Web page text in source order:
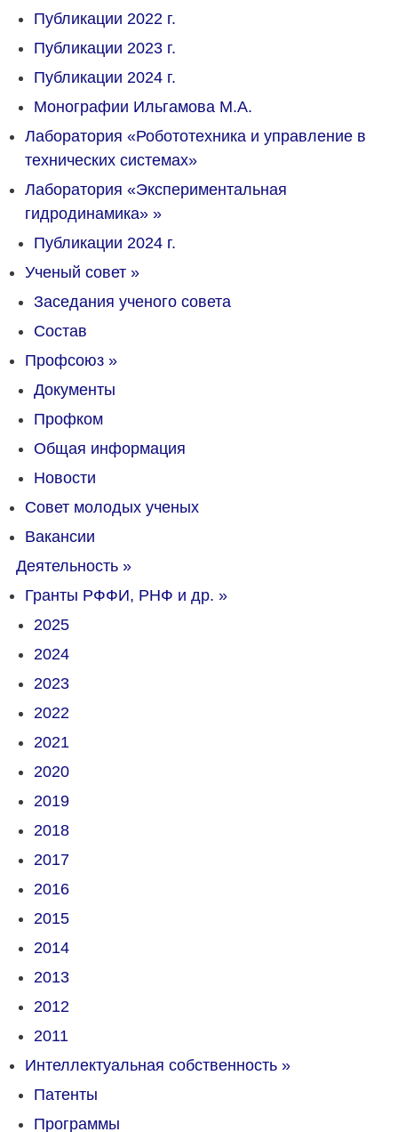
Публикации 2022 г.
Публикации 2023 г.
Публикации 2024 г.
Монографии Ильгамова М.А.
Лаборатория «Робототехника и управление в
технических системах»
Лаборатория «Экспериментальная
гидродинамика» »
Публикации 2024 г.
Ученый совет »
Заседания ученого совета
Состав
Профсоюз »
Документы
Профком
Общая информация
Новости
Совет молодых ученых
Вакансии
Деятельность »
Гранты РФФИ, РНФ и др. »
2025
2024
2023
2022
2021
2020
2019
2018
2017
2016
2015
2014
2013
2012
2011
Интеллектуальная собственность »
Патенты
Программы